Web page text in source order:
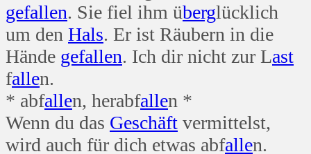
gefallen. Sie fiel ihm überglücklich
um den Hals. Er ist Räubern in die
Hände gefallen. Ich dir nicht zur Last
fallen.
* abfallen, herabfallen *
Wenn du das Geschäft vermittelst,
wird auch für dich etwas abfallen.